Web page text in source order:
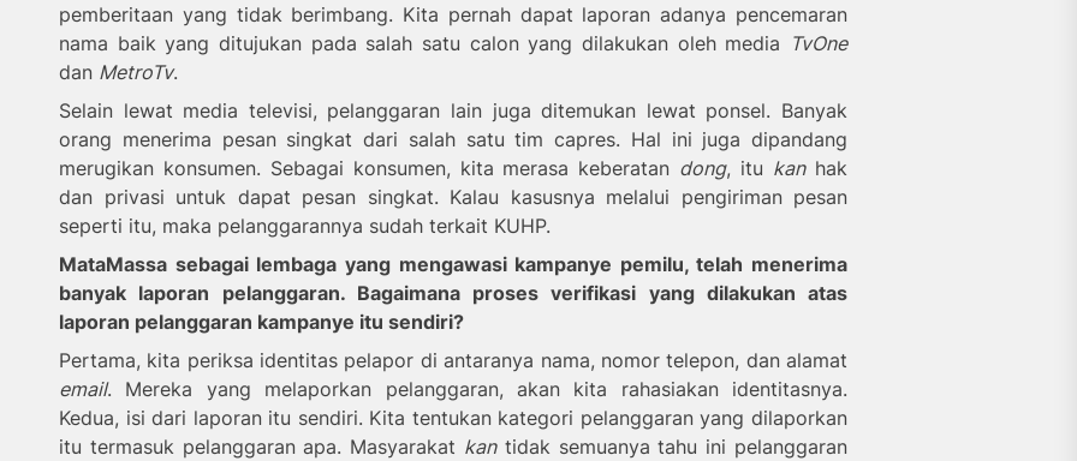
pemberitaan yang tidak berimbang. Kita pernah dapat laporan adanya pencemaran
nama baik yang ditujukan pada salah satu calon yang dilakukan oleh media TvOne
dan MetroTv.
Selain lewat media televisi, pelanggaran lain juga ditemukan lewat ponsel. Banyak
orang menerima pesan singkat dari salah satu tim capres. Hal ini juga dipandang
merugikan konsumen. Sebagai konsumen, kita merasa keberatan dong, itu kanhak
dan privasi untuk dapat pesan singkat. Kalau kasusnya melalui pengiriman pesan
seperti itu, maka pelanggarannya sudah terkait KUHP.
MataMassa sebagai lembaga yang mengawasi kampanye pemilu, telah menerima
banyak laporan pelanggaran. Bagaimana proses verifikasi yang dilakukan atas
laporan pelanggaran kampanye itu sendiri?
Pertama, kita periksa identitas pelapor di antaranya nama, nomor telepon, dan alamat
email. Mereka yang melaporkan pelanggaran, akan kita rahasiakan identitasnya.
Kedua, isi dari laporan itu sendiri. Kita tentukan kategori pelanggaran yang dilaporkan
itu termasuk pelanggaran apa. Masyarakat kantidak semuanya tahu ini pelanggaran